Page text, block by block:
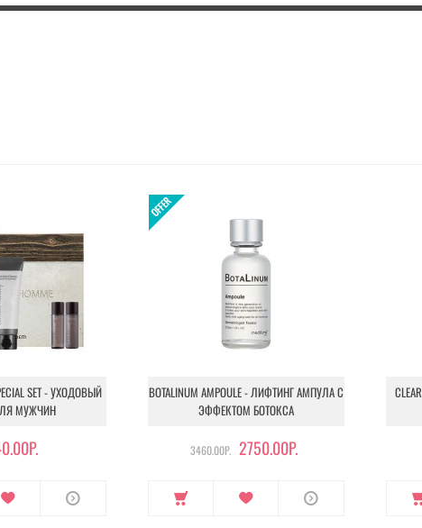
SET - УХОДОВЫЙ
МУЖЧИН
BOTALINUM AMPOULE - ЛИФТИНГ АМПУЛА С
ЭФФЕКТОМ БОТОКСА
3460.00Р. 2750.00Р.